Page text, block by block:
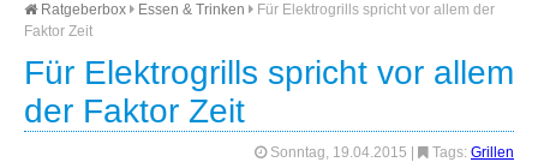
Ratgeberbox Essen & Trinken
Für Elektrogrills spricht vor allem der
Faktor Zeit
Für Elektrogrills spricht vor allem
der Faktor Zeit
Sonntag, 19.04.2015 Tags: Grillen